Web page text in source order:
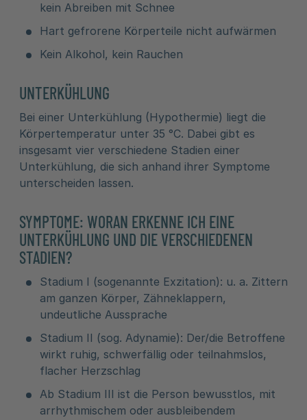
kein Abreiben mit Schnee
Hart gefrorene Körperteile nicht aufwärmen
Kein Alkohol, kein Rauchen
UNTERKÜHLUNG
Bei einer Unterkühlung (Hypothermie) liegt die
Körpertemperatur unter 35 °C. Dabei gibt es
insgesamt vier verschiedene Stadien einer
Unterkühlung, die sich anhand ihrer Symptome
unterscheiden lassen.
SYMPTOME: WORAN ERKENNE ICH EINE
UNTERKÜHLUNG UND DIE VERSCHIEDENEN
STADIEN?
Stadium I (sogenannte Exzitation): u. a. Zittern
am ganzen Körper, Zähneklappern,
undeutliche Aussprache
Stadium II (sog. Adynamie): Der/die Betroffene
wirkt ruhig, schwerfällig oder teilnahmslos,
flacher Herzschlag
Ab Stadium III ist die Person bewusstlos, mit
arrhythmischem oder ausbleibendem